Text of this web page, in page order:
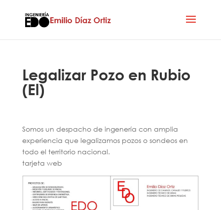
Legalizar Pozo en Rubio
(El)
Somos un despacho de ingenería con amplia
experiencia que legalizamos pozos o sondeos en
todo el territorio nacional.
tarjeta web